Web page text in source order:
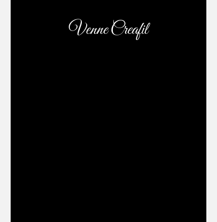
Venne Creafil